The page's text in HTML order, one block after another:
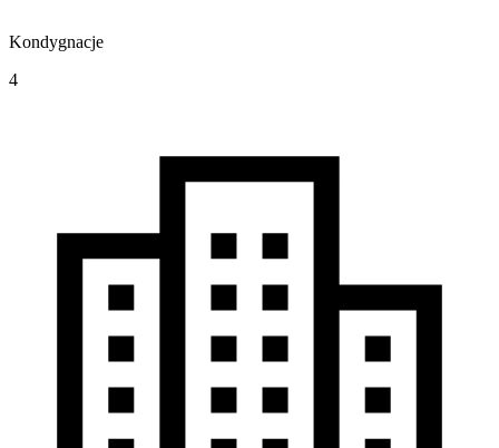
Kondygnacje
4